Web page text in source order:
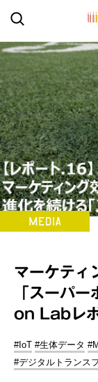
マーケティ
「スーパ
on Labレ
#IoT #生体データ
#デジタルトランス